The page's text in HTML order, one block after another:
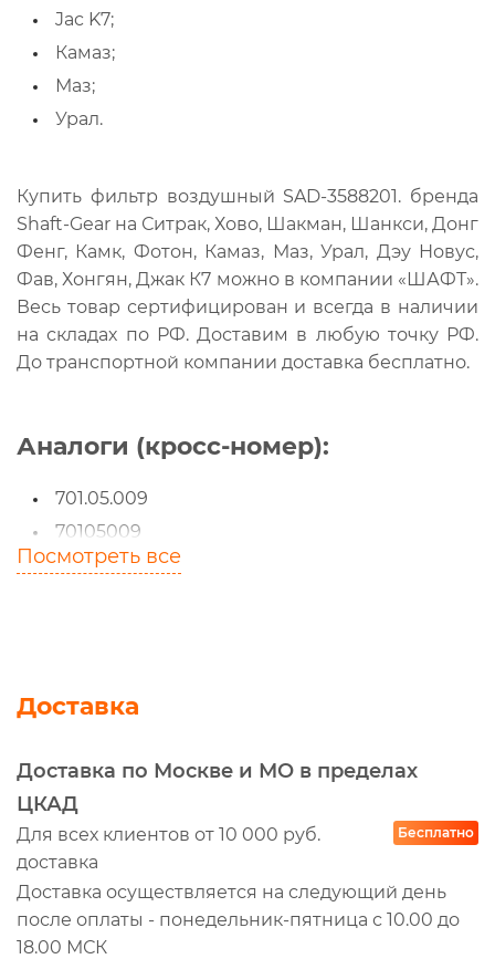
Jac K7;
Камаз;
Маз;
Урал.
Купить фильтр воздушный SAD-3588201. бренда
Shaft-Gear на Ситрак, Хово, Шакман, Шанкси, Донг
Фенг, Камк, Фотон, Камаз, Маз, Урал, Дэу Новус,
Фав, Хонгян, Джак К7 можно в компании «ШАФТ».
Весь товар сертифицирован и всегда в наличии
на складах по РФ. Доставим в любую точку РФ.
До транспортной компании доставка бесплатно.
Аналоги (кросс-номер):
701.05.009
70105009
85-23004-SX
K012.01.10001
K012.01.10004
K0120110004
18.003.0004
180030004
WG9000360521+001
A0004295695 10
Посмотреть все
Доставка
Доставка по Москве и МО в пределах
ЦКАД
Для всех клиентов от 10 000 руб.
доставка
Бесплатно
Доставка осуществляется на следующий день
после оплаты - понедельник-пятница с 10.00 до
18.00 МСК